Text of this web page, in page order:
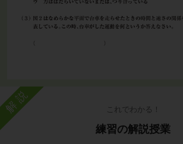
解説 これでわかる！
練習の解説授業